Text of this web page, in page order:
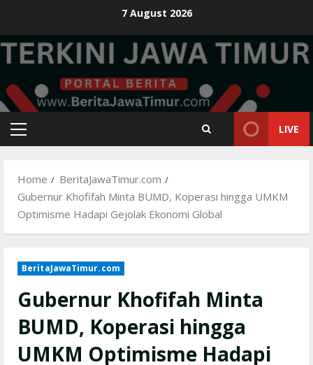
content
7 August 2026
Primary
LIVE
Home
BeritaJawaTimur.com
Gubernur Khofifah Minta BUMD, Koperasi hingga UMKM
Optimisme Hadapi Gejolak Ekonomi Global
BeritaJawaTimur.com
Gubernur Khofifah Minta
BUMD, Koperasi hingga
UMKM Optimisme Hadapi